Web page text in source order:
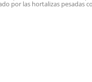
por las hortalizas pesadas